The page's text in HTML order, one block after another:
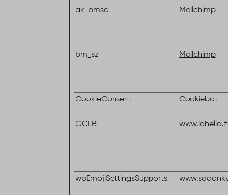
ak_bmsc Mailchimp
bm_sz Mailchimp
CookieConsent Cookiebot
GCLB www.lahella.fi
wpEmojiSettingsSupports